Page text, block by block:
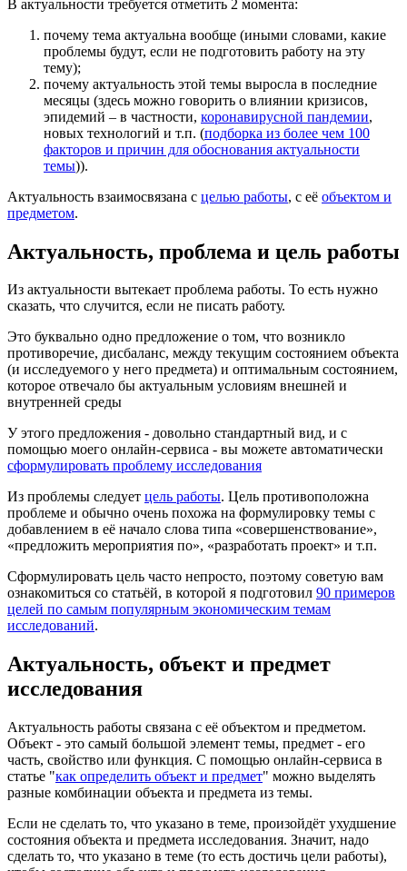
В актуальности требуется отметить 2 момента:
почему тема актуальна вообще (иными словами, какие
проблемы будут, если не подготовить работу на эту
тему);
почему актуальность этой темы выросла в последние
месяцы (здесь можно говорить о влиянии кризисов,
эпидемий – в частности, коронавирусной пандемии,
новых технологий и т.п. (подборка из более чем 100
факторов и причин для обоснования актуальности
темы)).
Актуальность взаимосвязана с целью работы, с её объектом и
предметом.
Актуальность, проблема и цель работы
Из актуальности вытекает проблема работы. То есть нужно
сказать, что случится, если не писать работу.
Это буквально одно предложение о том, что возникло
противоречие, дисбаланс, между текущим состоянием объекта
(и исследуемого у него предмета) и оптимальным состоянием,
которое отвечало бы актуальным условиям внешней и
внутренней среды
У этого предложения - довольно стандартный вид, и с
помощью моего онлайн-сервиса - вы можете автоматически
сформулировать проблему исследования
Из проблемы следует цель работы. Цель противоположна
проблеме и обычно очень похожа на формулировку темы с
добавлением в её начало слова типа «совершенствование»,
«предложить мероприятия по», «разработать проект» и т.п.
Сформулировать цель часто непросто, поэтому советую вам
ознакомиться со статьёй, в которой я подготовил 90 примеров
целей по самым популярным экономическим темам
исследований.
Актуальность, объект и предмет
исследования
Актуальность работы связана с её объектом и предметом.
Объект - это самый большой элемент темы, предмет - его
часть, свойство или функция. С помощью онлайн-сервиса в
статье "как определить объект и предмет" можно выделять
разные комбинации объекта и предмета из темы.
Если не сделать то, что указано в теме, произойдёт ухудшение
состояния объекта и предмета исследования. Значит, надо
сделать то, что указано в теме (то есть достичь цели работы),